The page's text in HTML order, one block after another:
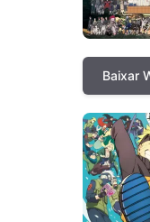
Baixar